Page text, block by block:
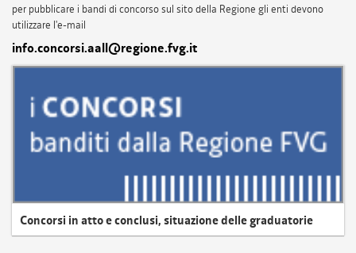
per pubblicare i bandi di concorso sul sito della Regione gli enti devono
utilizzare l'e-mail
info.concorsi.aall@regione.fvg.it
Concorsi in atto e conclusi, situazione delle graduatorie